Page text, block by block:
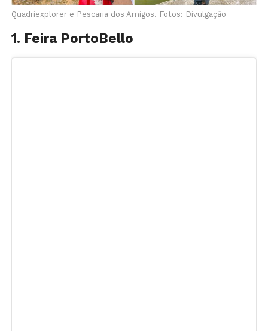
Quadriexplorer e Pescaria dos Amigos. Fotos: Divulgação
1. Feira PortoBello